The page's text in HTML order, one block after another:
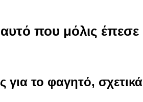
που μόλις έπεσε
το φαγητό, σχετικά